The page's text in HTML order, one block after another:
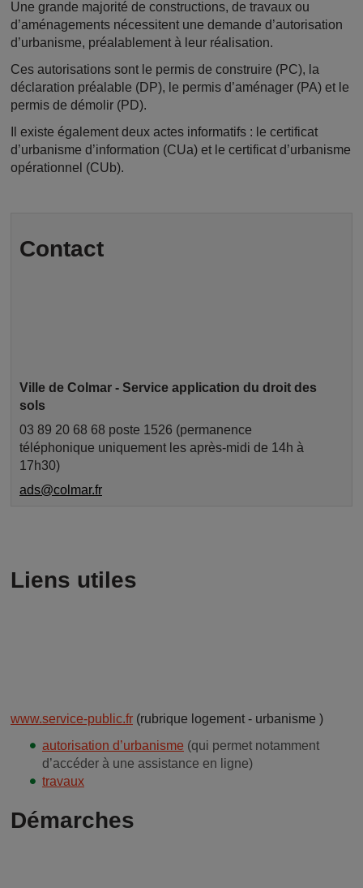
Une grande majorité de constructions, de travaux ou
d’aménagements nécessitent une demande d’autorisation
d’urbanisme, préalablement à leur réalisation.
Ces autorisations sont le permis de construire (PC), la
déclaration préalable (DP), le permis d’aménager (PA) et le
permis de démolir (PD).
Il existe également deux actes informatifs : le certificat
d’urbanisme d’information (CUa) et le certificat d’urbanisme
opérationnel (CUb).
Contact
Ville de Colmar - Service application du droit des
sols
03 89 20 68 68 poste 1526 (permanence
téléphonique uniquement les après-midi de 14h à
17h30)
ads@colmar.fr
Liens utiles
www.service-public.fr (rubrique logement - urbanisme )
autorisation d’urbanisme (qui permet notamment
d’accéder à une assistance en ligne)
travaux
Démarches